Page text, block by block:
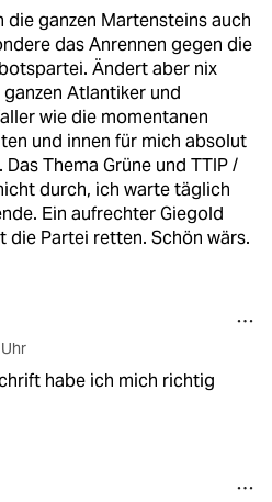
die ganzen Martensteins auch
das Anrennen gegen die
Ändert aber nix
Atlantiker und
wie die momentanen
und innen für mich absolut
Thema Grüne und TTIP /
durch, ich warte täglich
Ein aufrechter Giegold
die Partei retten. Schön wärs.
habe ich mich richtig